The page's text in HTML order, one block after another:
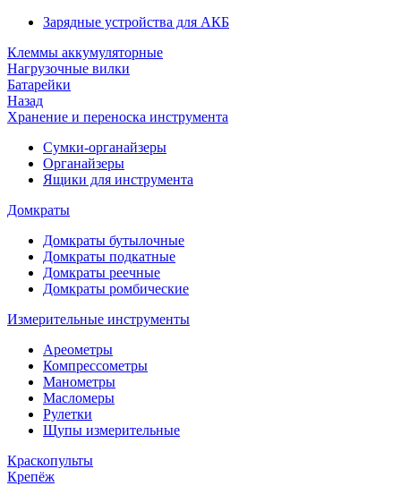
Зарядные устройства для АКБ
Клеммы аккумуляторные
Нагрузочные вилки
Батарейки
Назад
Хранение и переноска инструмента
Сумки-органайзеры
Органайзеры
Ящики для инструмента
Домкраты
Домкраты бутылочные
Домкраты подкатные
Домкраты реечные
Домкраты ромбические
Измерительные инструменты
Ареометры
Компрессометры
Манометры
Масломеры
Рулетки
Щупы измерительные
Краскопульты
Крепёж